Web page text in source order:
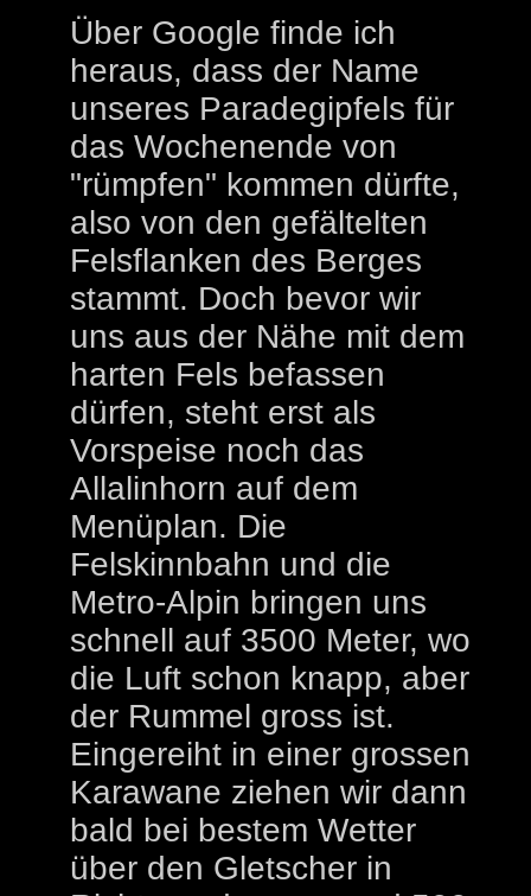
Über Google finde ich
heraus, dass der Name
unseres Paradegipfels für
das Wochenende von
"rümpfen" kommen dürfte,
also von den gefältelten
Felsflanken des Berges
stammt. Doch bevor wir
uns aus der Nähe mit dem
harten Fels befassen
dürfen, steht erst als
Vorspeise noch das
Allalinhorn auf dem
Menüplan. Die
Felskinnbahn und die
Metro-Alpin bringen uns
schnell auf 3500 Meter, wo
die Luft schon knapp, aber
der Rummel gross ist.
Eingereiht in einer grossen
Karawane ziehen wir dann
bald bei bestem Wetter
über den Gletscher in